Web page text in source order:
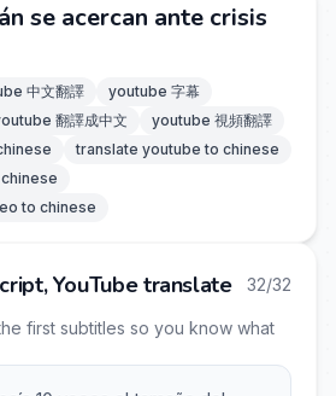
se acercan ante crisis
中文翻譯
youtube 字幕
翻譯成中文
youtube 視頻翻譯
translate youtube to chinese
to chinese
YouTube translate 32/32
first subtitles so you know what